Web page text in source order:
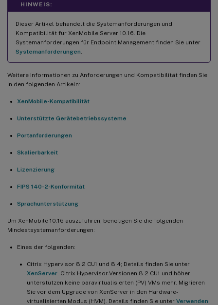
HINWEIS:
Dieser Artikel behandelt die Systemanforderungen und
Kompatibilität für XenMobile Server 10.16. Die
Systemanforderungen für Endpoint Management finden Sie unter
Systemanforderungen
Weitere Informationen zu Anforderungen und Kompatibilität finden Sie
in den folgenden Artikeln:
XenMobile-Kompatibilität
Unterstützte Gerätebetriebssysteme
Portanforderungen
Skalierbarkeit
Lizenzierung
FIPS 140-2-Konformität
Sprachunterstützung
Um XenMobile 10.16 auszuführen, benötigen Sie die folgenden
Mindestsystemanforderungen:
Eines der folgenden:
Citrix Hypervisor 8.2 CU1 und 8.4; Details finden Sie unter
XenServer . Citrix Hypervisor-Versionen 8.2 CU1 und höher
unterstützen keine paravirtualisierten (PV) VMs mehr. Migrieren
Sie vor dem Upgrade von XenServer in den Hardware-
virtualisierten Modus (HVM). Details finden Sie unter Verwenden